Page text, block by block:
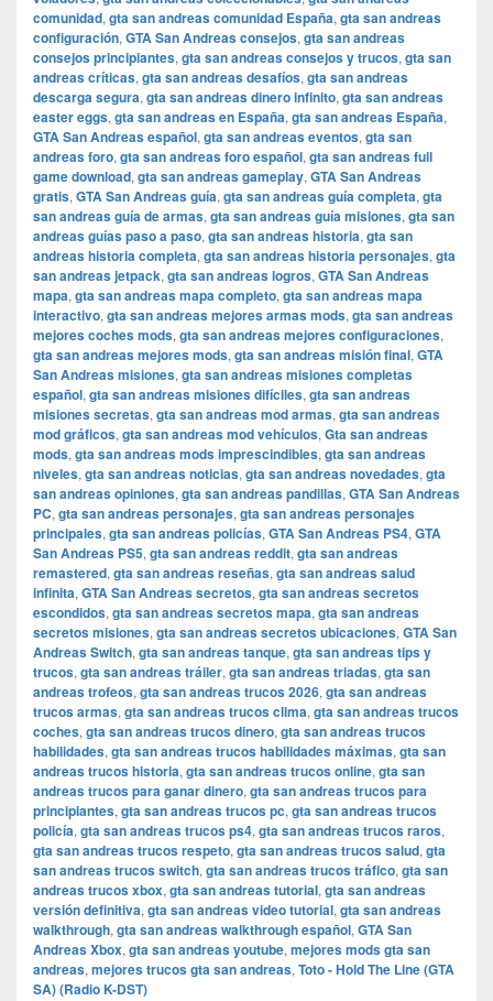
comunidad, gta san andreas comunidad España, gta san andreas
configuración, GTA San Andreas consejos, gta san andreas
consejos principiantes, gta san andreas consejos y trucos, gta san
andreas críticas, gta san andreas desafíos, gta san andreas
descarga segura, gta san andreas dinero infinito, gta san andreas
easter eggs, gta san andreas en España, gta san andreas España,
GTA San Andreas español, gta san andreas eventos, gta san
andreas foro, gta san andreas foro español, gta san andreas full
game download, gta san andreas gameplay, GTA San Andreas
gratis, GTA San Andreas guía, gta san andreas guía completa, gta
san andreas guía de armas, gta san andreas guía misiones, gta san
andreas guías paso a paso, gta san andreas historia, gta san
andreas historia completa, gta san andreas historia personajes, gta
san andreas jetpack, gta san andreas logros, GTA San Andreas
mapa, gta san andreas mapa completo, gta san andreas mapa
interactivo, gta san andreas mejores armas mods, gta san andreas
mejores coches mods, gta san andreas mejores configuraciones,
gta san andreas mejores mods, gta san andreas misión final, GTA
San Andreas misiones, gta san andreas misiones completas
español, gta san andreas misiones difíciles, gta san andreas
misiones secretas, gta san andreas mod armas, gta san andreas
mod gráficos, gta san andreas mod vehículos, Gta san andreas
mods, gta san andreas mods imprescindibles, gta san andreas
niveles, gta san andreas noticias, gta san andreas novedades, gta
san andreas opiniones, gta san andreas pandillas, GTA San Andreas
PC, gta san andreas personajes, gta san andreas personajes
principales, gta san andreas policías, GTA San Andreas PS4, GTA
San Andreas PS5, gta san andreas reddit, gta san andreas
remastered, gta san andreas reseñas, gta san andreas salud
infinita, GTA San Andreas secretos, gta san andreas secretos
escondidos, gta san andreas secretos mapa, gta san andreas
secretos misiones, gta san andreas secretos ubicaciones, GTA San
Andreas Switch, gta san andreas tanque, gta san andreas tips y
trucos, gta san andreas tráiler, gta san andreas triadas, gta san
andreas trofeos, gta san andreas trucos 2026, gta san andreas
trucos armas, gta san andreas trucos clima, gta san andreas trucos
coches, gta san andreas trucos dinero, gta san andreas trucos
habilidades, gta san andreas trucos habilidades máximas, gta san
andreas trucos historia, gta san andreas trucos online, gta san
andreas trucos para ganar dinero, gta san andreas trucos para
principiantes, gta san andreas trucos pc, gta san andreas trucos
policía, gta san andreas trucos ps4, gta san andreas trucos raros,
gta san andreas trucos respeto, gta san andreas trucos salud, gta
san andreas trucos switch, gta san andreas trucos tráfico, gta san
andreas trucos xbox, gta san andreas tutorial, gta san andreas
versión definitiva, gta san andreas video tutorial, gta san andreas
walkthrough, gta san andreas walkthrough español, GTA San
Andreas Xbox, gta san andreas youtube, mejores mods gta san
andreas, mejores trucos gta san andreas, Toto - Hold The Line (GTA
SA) (Radio K-DST)